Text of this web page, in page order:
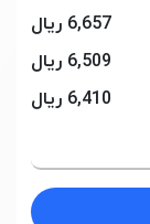
6,657 ریال
6,509 ریال
6,410 ریال